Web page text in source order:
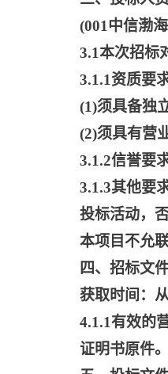
(001中信渤
3.1本次招标
3.1.1资质要求
(1)须具备独
(2)须具有营
3.1.2信誉要
3.1.3其他要
投标活动，
本项目不允
四、招标文
获取时间：
4.1.1有效的
证明书原件。